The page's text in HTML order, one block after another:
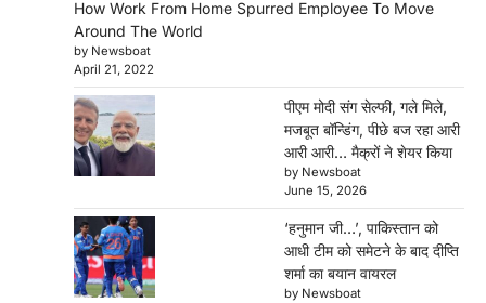
How Work From Home Spurred Employee To Move
Around The World
by Newsboat
April 21, 2022
पीएम मोदी संग सेल्फी, गले मिले,
मजबूत बॉन्डिंग, पीछे बज रहा आरी
आरी आरी… मैक्रों ने शेयर किया
by Newsboat
June 15, 2026
‘हनुमान जी…’, पाकिस्तान को
आधी टीम को समेटने के बाद दीप्ति
शर्मा का बयान वायरल
by Newsboat